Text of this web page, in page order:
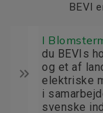
BEVI
I
du BEVIs
og et af
elektriske
i
svenske